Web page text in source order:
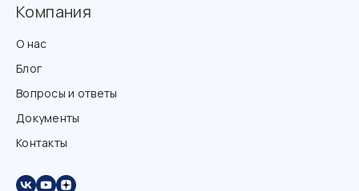
Компания
О нас
Блог
Вопросы и ответы
Документы
Контакты